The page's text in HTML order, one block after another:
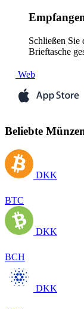
Schließen
Brieftasche
Web
Beliebte
DKK
BTC
DKK
BCH
DKK